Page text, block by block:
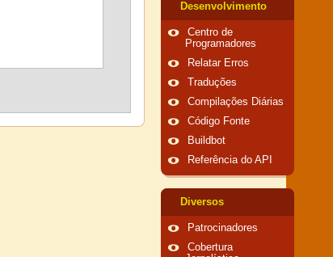
Desenvolvimento
Centro de
Programadores
Relatar Erros
Traduções
Compilações Diárias
Código Fonte
Buildbot
Referência do API
Diversos
Patrocinadores
Cobertura